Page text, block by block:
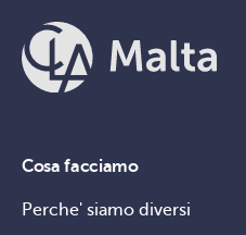
Cosa facciamo
Perche' siamo diversi